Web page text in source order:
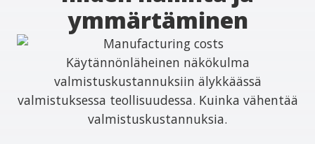
ymmärtäminen
Käytännönläheinen näkökulma
valmistuskustannuksiin älykkäässä
valmistuksessa teollisuudessa. Kuinka vähentää
valmistuskustannuksia.